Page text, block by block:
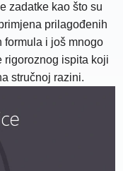
zadatke kao što su
prilagođenih
formula i još mnogo
rigoroznog ispita koji
stručnoj razini.